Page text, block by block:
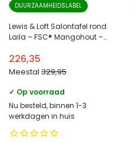
DUURZAAMHEIDSLABEL
Lewis & Loft Salontafel rond
Laila – FSC® Mangohout –
226,35
Meestal 329,95
✓ Op voorraad
Nu besteld, binnen 1-3
werkdagen in huis